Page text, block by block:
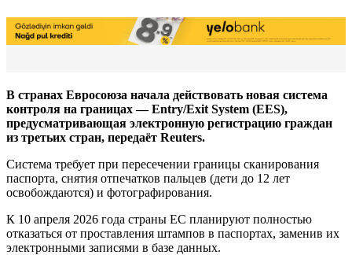
В странах Евросоюза начала действовать новая система
контроля на границах — Entry/Exit System (EES),
предусматривающая электронную регистрацию граждан
из третьих стран, передаёт Reuters.
Система требует при пересечении границы сканирования
паспорта, снятия отпечатков пальцев (дети до 12 лет
освобождаются) и фотографирования.
К 10 апреля 2026 года страны ЕС планируют полностью
отказаться от проставления штампов в паспортах, заменив их
электронными записями в базе данных.